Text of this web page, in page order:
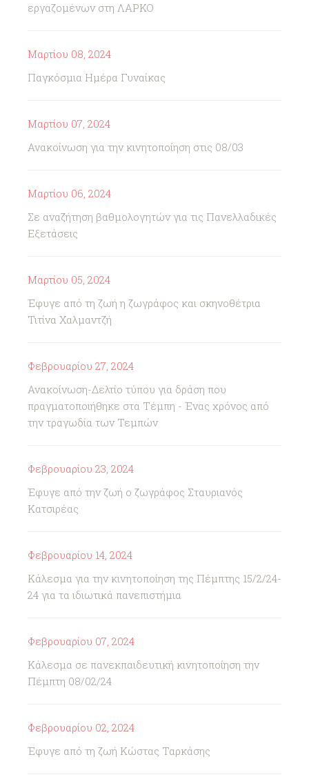
εργαζομένων στη ΛΑΡΚΟ
Μαρτίου 08, 2024
Παγκόσμια Ημέρα Γυναίκας
Μαρτίου 07, 2024
Ανακοίνωση για την κινητοποίηση στις 08/03
Μαρτίου 06, 2024
Σε αναζήτηση βαθμολογητών για τις Πανελλαδικές
Εξετάσεις
Μαρτίου 05, 2024
Έφυγε από τη ζωή η ζωγράφος και σκηνοθέτρια
Τιτίνα Χαλμαντζή
Φεβρουαρίου 27, 2024
Ανακοίνωση-Δελτίο τύπου για δράση που
πραγματοποιήθηκε στα Τέμπη - Ένας χρόνος από
την τραγωδία των Τεμπών
Φεβρουαρίου 23, 2024
Έφυγε από την ζωή ο ζωγράφος Σταυριανός
Κατσιρέας
Φεβρουαρίου 14, 2024
Κάλεσμα για την κινητοποίηση της Πέμπτης 15/2/24-
24 για τα ιδιωτικά πανεπιστήμια
Φεβρουαρίου 07, 2024
Κάλεσμα σε πανεκπαιδευτική κινητοποίηση την
Πέμπτη 08/02/24
Φεβρουαρίου 02, 2024
Έφυγε από τη ζωή Κώστας Ταρκάσης